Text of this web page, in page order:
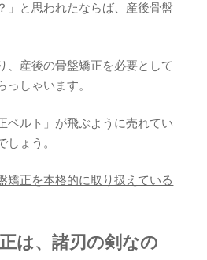
」と思われたならば、産後骨盤
、産後の骨盤矯正を必要として
っしゃいます。
ベルト」が飛ぶように売れてい
しょう。
矯正を本格的に取り扱えている
は、諸刃の剣なの